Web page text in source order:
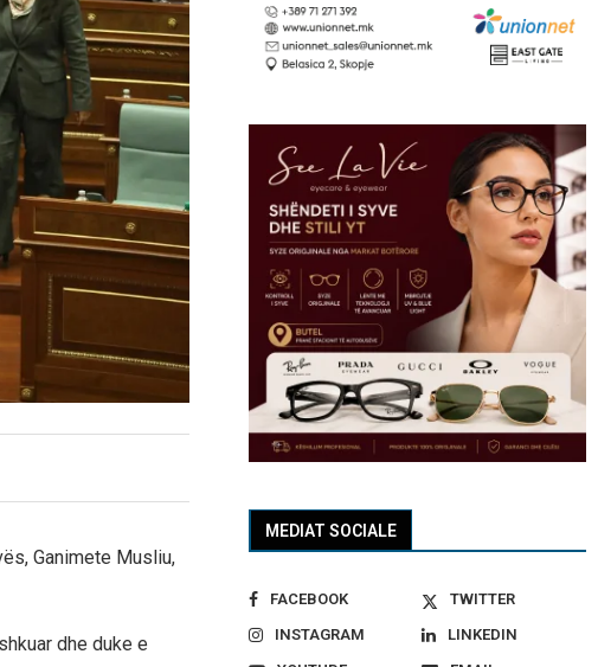
Ganimete Musliu,
dhe duke e
MEDIAT SOCIALE
FACEBOOK
TWITTER
INSTAGRAM
LINKEDIN